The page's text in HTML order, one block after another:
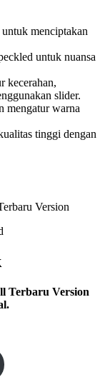
menciptakan
untuk nuansa
kecerahan,
slider.
mengatur warna
tinggi dengan
Terbaru Version